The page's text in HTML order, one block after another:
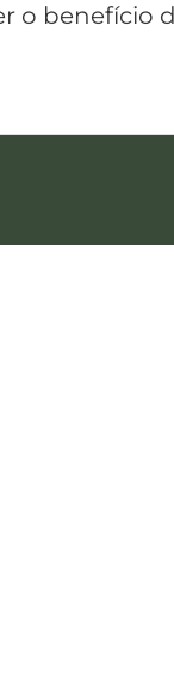
o benefício